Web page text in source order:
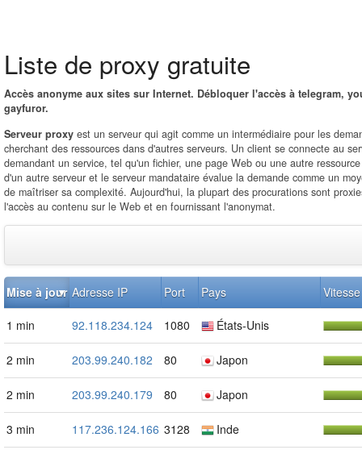
Liste de proxy gratuite
Accès anonyme aux sites sur Internet. Débloquer l'accès à telegram,
gayfuror.
Serveur proxy est un serveur qui agit comme un intermédiaire pour les
cherchant des ressources dans d'autres serveurs. Un client se connecte au
demandant un service, tel qu'un fichier, une page Web ou une autre
d'un autre serveur et le serveur mandataire évalue la demande comme un
de maîtriser sa complexité. Aujourd'hui, la plupart des procurations sont
l'accès au contenu sur le Web et en fournissant l'anonymat.
Mise à jour Adresse IP Port Pays Vitesse
1 min 92.118.234.124 1080 États-Unis
2 min 203.99.240.182 80 Japon
2 min 203.99.240.179 80 Japon
3 min 117.236.124.166 3128 Inde